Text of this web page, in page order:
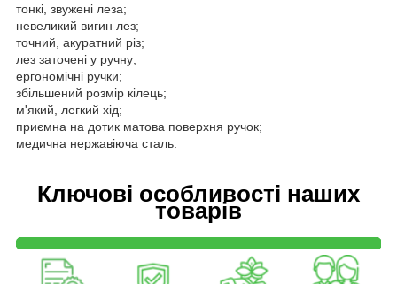
тонкі, звужені леза;
невеликий вигин лез;
точний, акуратний різ;
лез заточені у ручну;
ергономічні ручки;
збільшений розмір кілець;
м'який, легкий хід;
приємна на дотик матова поверхня ручок;
медична нержавіюча сталь.
Ключові особливості наших
товарів